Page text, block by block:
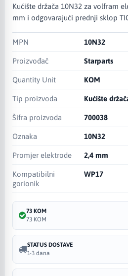
Kućište držača 10N32 za volfram
mm i odgovarajući prednji sklop
MPN 10N32
Proizvođač Starparts
Quantity Unit KOM
Tip proizvoda Kućište
Šifra proizvoda 700038
Oznaka 10N32
Promjer elektrode 2,4 mm
Kompatibilni
gorionik
WP17
73 KOM
73 KOM
STATUS DOSTAVE
1-3 dana